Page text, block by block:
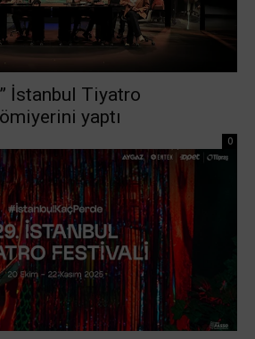
İstanbul Tiyatro
yaptı
0